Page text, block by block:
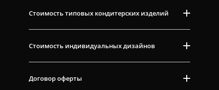
Стоимость типовых кондитерских изделий
Стоимость индивидуальных дизайнов
Договор оферты